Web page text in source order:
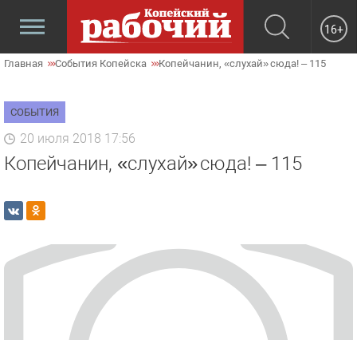
16+
Главная События Копейска Копейчанин, «слухай» сюда! – 115
СОБЫТИЯ
20 июля 2018 17:56
Копейчанин, «слухай» сюда! – 115